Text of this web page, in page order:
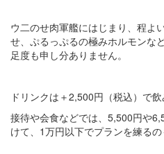
ウ二のせ肉軍艦にはじまり、程よ
せ、ぷるっぷるの極みホルモンな
足度も申し分ありません。
ドリンクは＋2,500円（税込）で
接待や会食などでは、5,500円や
けて、1万円以下でプランを練るの